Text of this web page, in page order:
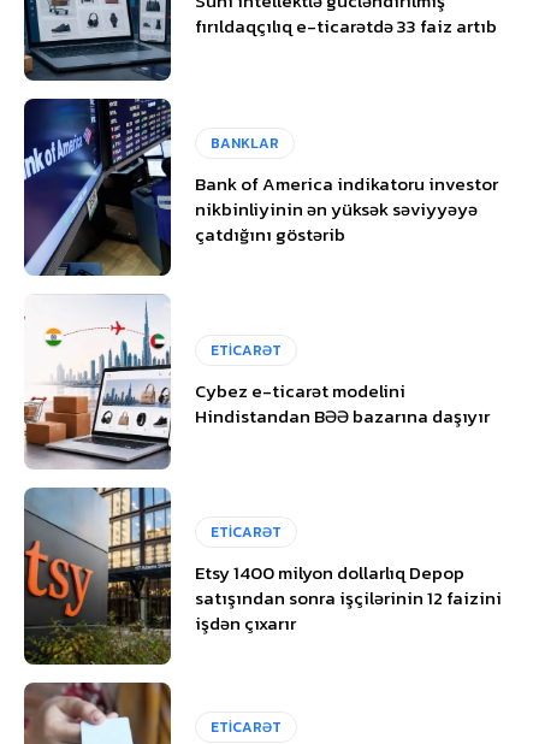
fırıldaqçılıq e-ticarətdə 33 faiz artıb
BANKLAR
Bank of America indikatoru investor
nikbinliyinin ən yüksək səviyyəyə
çatdığını göstərib
ETİCARƏT
Cybez e-ticarət modelini
Hindistandan BƏƏ bazarına daşıyır
ETİCARƏT
Etsy 1400 milyon dollarlıq Depop
satışından sonra işçilərinin 12 faizini
işdən çıxarır
ETİCARƏT